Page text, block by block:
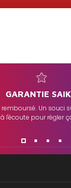
GARANTIE
Un souci
l'écoute pour régler